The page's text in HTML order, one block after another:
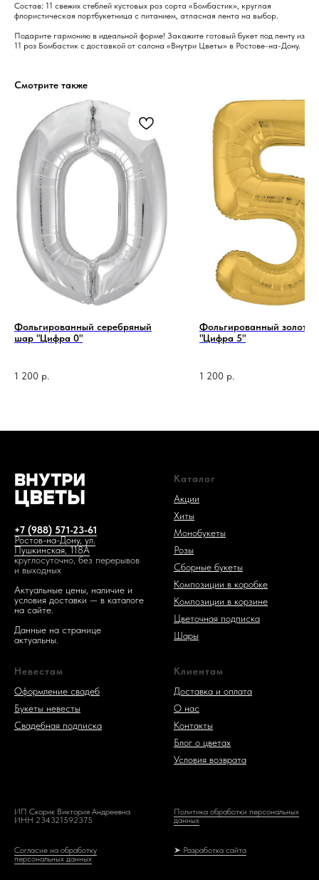
Состав: 11 свежих стеблей кустовых роз сорта «Бомбастик», круглая
флористическая портбукетница с питанием, атласная лента на выбор.
Подарите гармонию в идеальной форме! Закажите готовый букет под ленту из
11 роз Бомбастик с доставкой от салона «Внутри Цветы» в Ростове-на-Дону.
Смотрите также
Фольгированный серебряный
шар "Цифра 0"
1 200 р.
Фольгированный
"Цифра 5"
1 200 р.
+7 (988) 571-23-61
Ростов-на-Дону, ул.
Пушкинская, 118А
круглосуточно, без перерывов
и выходных
Актуальные цены, наличие и
условия доставки — в каталоге
на сайте.
Данные на странице
актуальны.
Каталог
Акции
Хиты
Монобукеты
Розы
Сборные букеты
Композиции в коробке
Композиции в корзине
Цветочная подписка
Шары
Невестам
Оформление свадеб
Букеты невесты
Свадебная подписка
Клиентам
Доставка и оплата
О нас
Контакты
Блог о цветах
Условия возврата
ИП Скорик Виктория Андреевна
ИНН 234321592375
Политика обработки персональных
данных
Согласие на обработку
персональных данных
➤ Разработка сайта